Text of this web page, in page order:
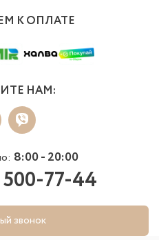
К ОПЛАТЕ
НАМ:
8:00 - 20:00
500-77-44
звонок